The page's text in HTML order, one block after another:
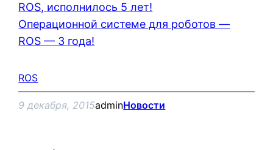
ROS, исполнилось 5 лет!
Операционной системе для роботов —
ROS — 3 года!
ROS
9 декабря, 2015adminНовости